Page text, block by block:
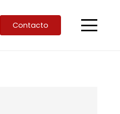
Contacto